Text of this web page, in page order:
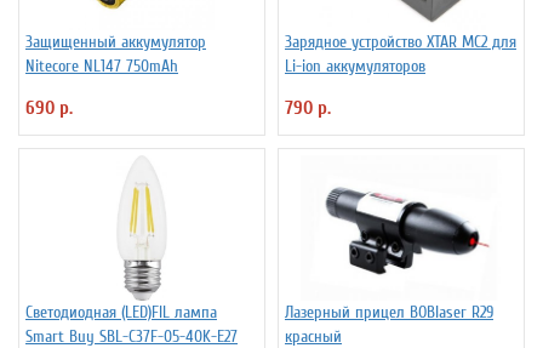
Защищенный аккумулятор
Niteсore NL147 750mAh
690 р.
Зарядное устройство XTAR MC2 для
Li-ion аккумуляторов
790 р.
Светодиодная (LED)FIL лампа
Smart Buy SBL-C37F-05-40K-E27
Лазерный прицел BOBlaser R29
красный